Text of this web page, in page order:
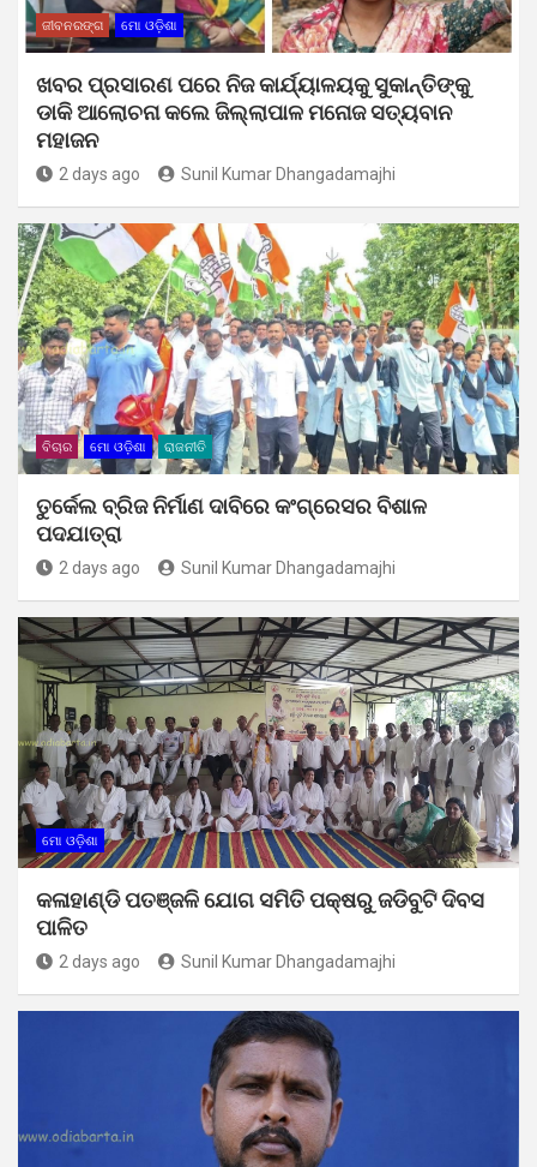
ଜୀବନରଙ୍ଗ ମୋ ଓଡ଼ିଶା
ଖବର ପ୍ରସାରଣ ପରେ ନିଜ କାର୍ଯ୍ୟାଳୟକୁ ସୁକାନ୍ତିଙ୍କୁ
ଡାକି ଆଲୋଚନା କଲେ ଜିଲ୍ଲାପାଳ ମନୋଜ ସତ୍ୟବାନ
ମହାଜନ
2 days ago Sunil Kumar Dhangadamajhi
ବିଚାର ମୋ ଓଡ଼ିଶା ରାଜନୀତି
ତୁର୍କେଲ ବ୍ରିଜ ନିର୍ମାଣ ଦାବିରେ କଂଗ୍ରେସର ବିଶାଳ
ପଦଯାତ୍ରା
2 days ago Sunil Kumar Dhangadamajhi
ମୋ ଓଡ଼ିଶା
କଳାହାଣ୍ଡି ପତଞ୍ଜଳି ଯୋଗ ସମିତି ପକ୍ଷରୁ ଜଡିବୁଟି ଦିବସ
ପାଳିତ
2 days ago Sunil Kumar Dhangadamajhi